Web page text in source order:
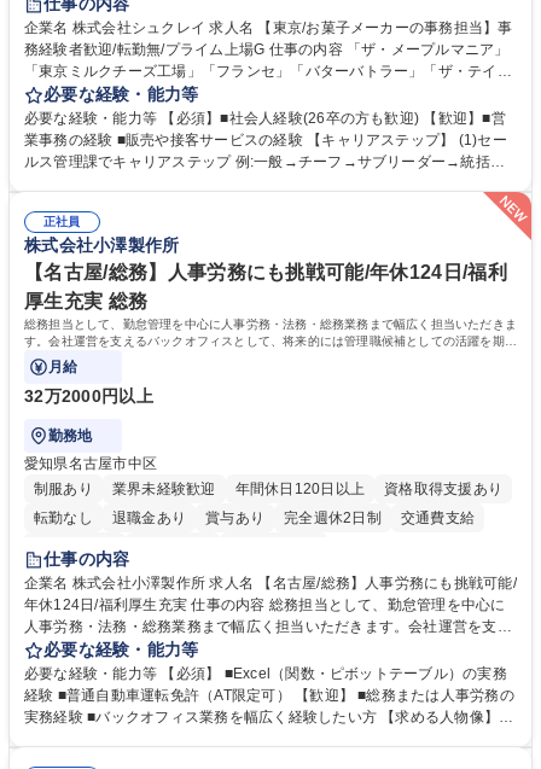
企業名 株式会社シュクレイ 求人名 【東京/お菓子メーカーの事務担当】事
務経験者歓迎/転勤無/プライム上場G 仕事の内容 「ザ・メープルマニア」
「東京ミルクチーズ工場」「フランセ」「バターバトラー」「ザ・テイラ
ー」「DROOLY」等のブランドを多数展開する当社にて、オリジナル菓子
ブランド商品の事務業務をお任せいたします。 【具体的な業務内容】 ■店
舗からの発注受付/PC入力業務 ■受電対応(社内/社外) ■商品のマスター登
録 ■日々の売上抽出・報告 ■提携企業への書類送付業務 ■契約書管理業務
必要な経験・能力等
必要な経験・能力等 【必須】■社会人経験(26卒の方も歓迎) 【歓迎】■営
業事務の経験 ■販売や接客サービスの経験 【キャリアステップ】 (1)セー
ルス管理課でキャリアステップ 例:一般→チーフ→サブリーダー→統括リ
験で経営管理部内で経理へ異動した方もいらっしゃいます。年3回の面談
や個別面談を通してご自身のキャリアと向き合っていただき、会社として
もバックアップしていきます。 学歴・資格 学歴：大学院 大学 高専 短大
専修学校 高校 語学力： 資格：
正社員
株式会社小澤製作所
【名古屋/総務】人事労務にも挑戦可能/年休124日/福利
厚生充実 総務
総務担当として、勤怠管理を中心に人事労務・法務・総務業務まで幅広く担当いただきま
す。会社運営を支えるバックオフィスとして、将来的には管理職候補としての活躍を期待
しています。
月給
32万2000円以上
勤務地
愛知県名古屋市中区
制服あり
業界未経験歓迎 年間休日120日以上
資格取得支援あり
転勤なし
退職金あり 賞与あり 完全週休2日制
交通費支給
駅近5分以内
仕事の内容
企業名 株式会社小澤製作所 求人名 【名古屋/総務】人事労務にも挑戦可能/
年休124日/福利厚生充実 仕事の内容 総務担当として、勤怠管理を中心に
人事労務・法務・総務業務まで幅広く担当いただきます。会社運営を支え
るバックオフィスとして、将来的には管理職候補としての活躍を期待して
います。 勤怠管理や入退社手続き、社会保険手続き、採用補助などの人事
労務業務を中心に、契約書管理、備品・設備管理、株主総会・取締役会運
営などの総務業務も担当します。また、コンプライアンス推進や個人情報
必要な経験・能力等
必要な経験・能力等 【必須】 ■Excel（関数・ピボットテーブル）の実務
経験 ■普通自動車運転免許（AT限定可） 【歓迎】 ■総務または人事労務の
実務経験 ■バックオフィス業務を幅広く経験したい方 【求める人物像】